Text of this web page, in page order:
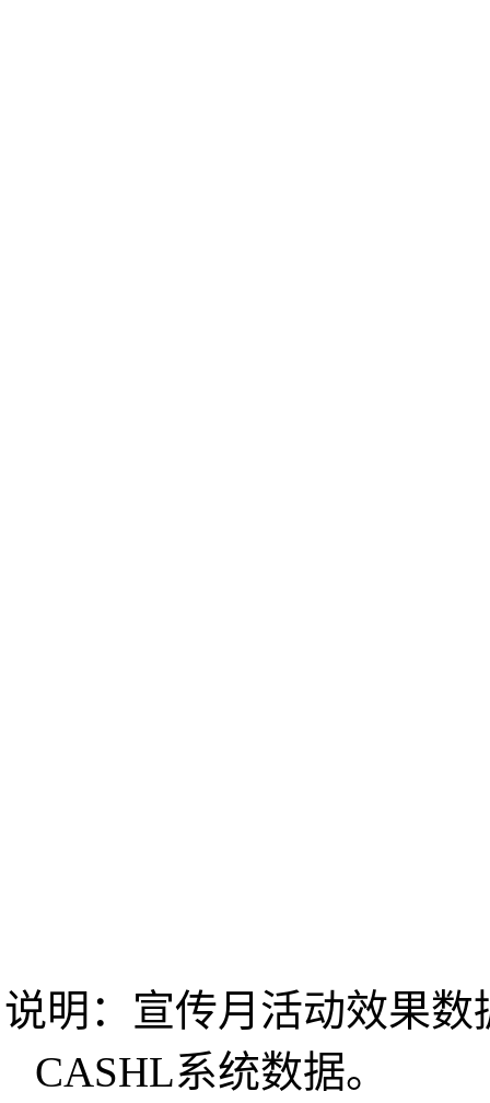
说明：宣传月活动效果
CASHL系统数据。